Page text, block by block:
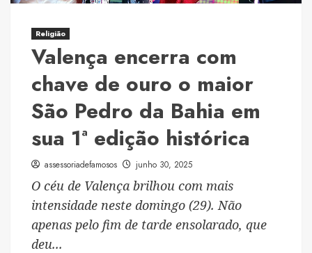
Record
no
Maranhão
Religião
Valença encerra com
chave de ouro o maior
São Pedro da Bahia em
sua 1ª edição histórica
assessoriadefamosos junho 30, 2025
O céu de Valença brilhou com mais
intensidade neste domingo (29). Não
apenas pelo fim de tarde ensolarado, que
deu...